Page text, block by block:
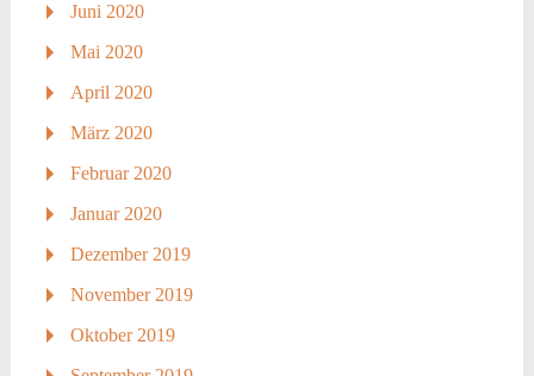
Juni 2020
Mai 2020
April 2020
März 2020
Februar 2020
Januar 2020
Dezember 2019
November 2019
Oktober 2019